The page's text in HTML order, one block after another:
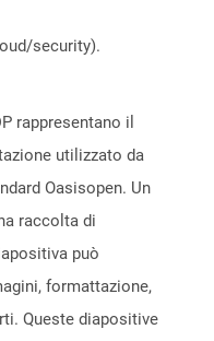
security).
rappresentano il
utilizzato da
Oasisopen. Un
raccolta di
può
formattazione,
Queste diapositive